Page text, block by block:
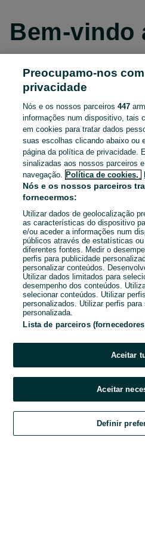
Bem-vindo
Continuar
Continuar
Continuar
OU
Email
Password
Ao entrares na tua conta, estás a aceitar
Preocupamo-nos
privacidade
Nós e os nossos parceiros447
informações num dispositivo, tais
em cookies para tratar dados
suas escolhas clicando abaixo ou
página da política de privacidade.
sinalizadas aos nossos parceiros
navegação.
Política de cookies,
Nós e os nossos parceiros
fornecermos:
Utilizar dados de geolocalização
as características do dispositivo
e/ou aceder a informações num
públicos através de estatísticas
diferentes fontes. Medir o
perfis para publicidade
personalizar conteúdos.
Utilizar dados limitados para
desempenho dos conteúdos.
selecionar conteúdos. Utilizar
personalizados. Utilizar perfis
personalizada.
Lista de parceiros
Aceitar
Aceitar
Definir